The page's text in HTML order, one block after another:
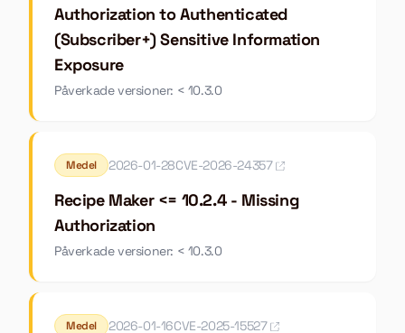
Authorization to Authenticated
(Subscriber+) Sensitive Information
Exposure
Påverkade versioner: < 10.3.0
Medel 2026-01-28CVE-2026-24357
Recipe Maker <= 10.2.4 - Missing
Authorization
Påverkade versioner: < 10.3.0
Medel 2026-01-16CVE-2025-15527